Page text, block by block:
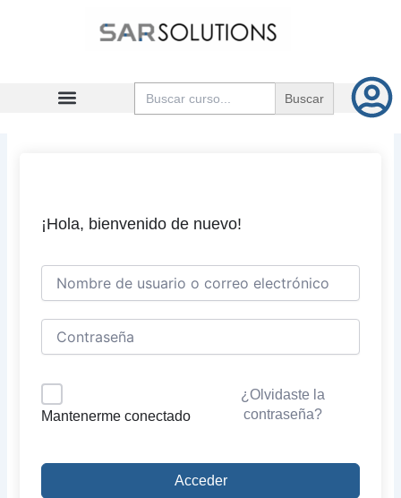
Buscar:
¡Hola, bienvenido de nuevo!
Mantenerme conectado
¿Olvidaste la
contraseña?
Acceder